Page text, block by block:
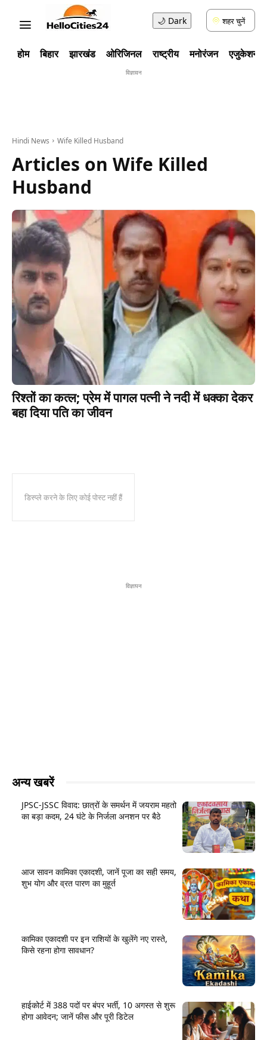
🌙 Dark शहर चुनें
होम बिहार झारखंड ओरिजिनल राष्ट्रीय मनोरंजन एजुकेशन
विज्ञावन
Hindi News Wife Killed Husband
Articles on Wife Killed
Husband
रिश्तों का कत्ल; प्रेम में पागल पत्नी ने नदी में धक्का देकर
बहा दिया पति का जीवन
डिस्प्ले करने के लिए कोई पोस्ट नहीं हैं
विज्ञापन
अन्य खबरें
JPSC-JSSC विवाद: छात्रों के समर्थन में जयराम महतो
का बड़ा कदम, 24 घंटे के निर्जला अनशन पर बैठे
आज सावन कामिका एकादशी, जानें पूजा का सही समय,
शुभ योग और व्रत पारण का मुहूर्त
कामिका एकादशी पर इन राशियों के खुलेंगे नए रास्ते,
किसे रहना होगा सावधान?
हाईकोर्ट में 388 पदों पर बंपर भर्ती, 10 अगस्त से शुरू
होगा आवेदन; जानें फीस और पूरी डिटेल